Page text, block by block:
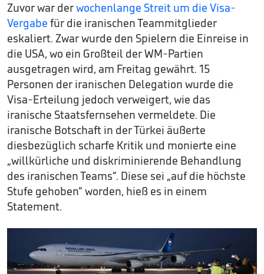
Zuvor war derwochenlange Streit um die Visa-
Vergabe für die iranischen Teammitglieder
eskaliert. Zwar wurde den Spielern die Einreise in
die USA, wo ein Großteil der WM-Partien
ausgetragen wird, am Freitag gewährt. 15
Personen der iranischen Delegation wurde die
Visa-Erteilung jedoch verweigert, wie das
iranische Staatsfernsehen vermeldete. Die
iranische Botschaft in der Türkei äußerte
diesbezüglich scharfe Kritik und monierte eine
„willkürliche und diskriminierende Behandlung
des iranischen Teams“. Diese sei „auf die höchste
Stufe gehoben“ worden, hieß es in einem
Statement.